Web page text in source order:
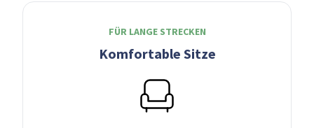
FÜR LANGE STRECKEN
Komfortable Sitze